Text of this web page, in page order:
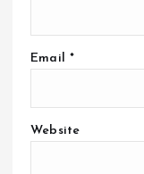
Email *
Website